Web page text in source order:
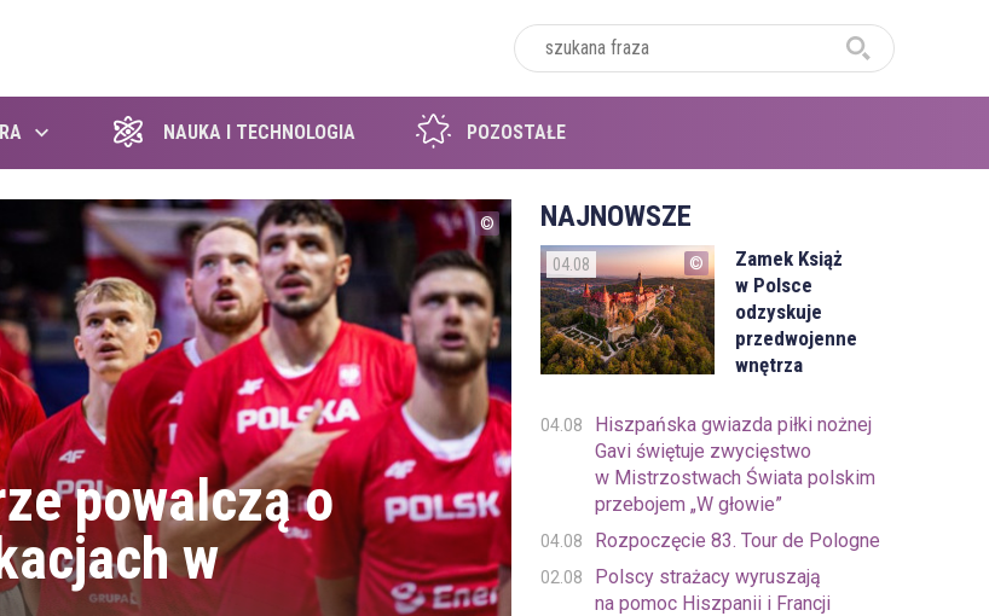
NAUKA I TECHNOLOGIA POZOSTAŁE
powalczą o
w
NAJNOWSZE
04.08
Zamek Książ
w Polsce
odzyskuje
przedwojenne
wnętrza
04.08
Hiszpańska gwiazda piłki nożnej
Gavi świętuje zwycięstwo
w Mistrzostwach Świata polskim
przebojem „W głowie”
04.08 Rozpoczęcie 83. Tour de Pologne
02.08
Polscy strażacy wyruszają
na pomoc Hiszpanii i Francji